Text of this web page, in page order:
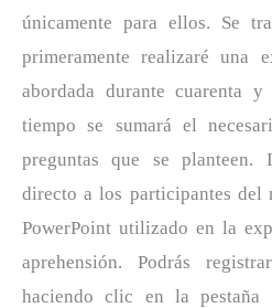
únicamente para ellos. Se
primeramente realizaré una
abordada durante cuarenta
tiempo se sumará el
preguntas que se
directo a los participantes del
PowerPoint utilizado en la
aprehensión. Podrás
haciendo clic en la